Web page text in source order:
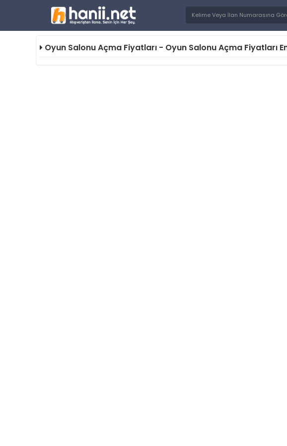
Oyun Salonu Açma Fiyatları - Oyun Salonu Açma Fiyatları